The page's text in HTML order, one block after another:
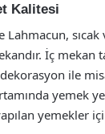
Kalitesi
Lahmacun,
İç mekan
ile
yemek
yemekler